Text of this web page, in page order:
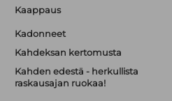
Kaappaus
Kadonneet
Kahdeksan kertomusta
Kahden edestä - herkullista
raskausajan ruokaa!